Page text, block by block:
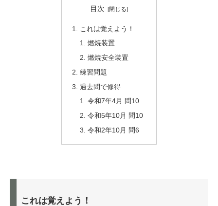
目次
これは覚えよう！
燃焼装置
燃焼安全装置
練習問題
過去問で修得
令和7年4月 問10
令和5年10月 問10
令和2年10月 問6
これは覚えよう！